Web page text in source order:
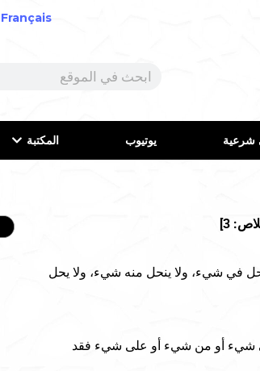
Français
شرعية يوتيوب المكتبة
يحل في شيء، ولا ينحل منه شيء، ولا يحل
شيء أو من شيء أو على شيء فقد